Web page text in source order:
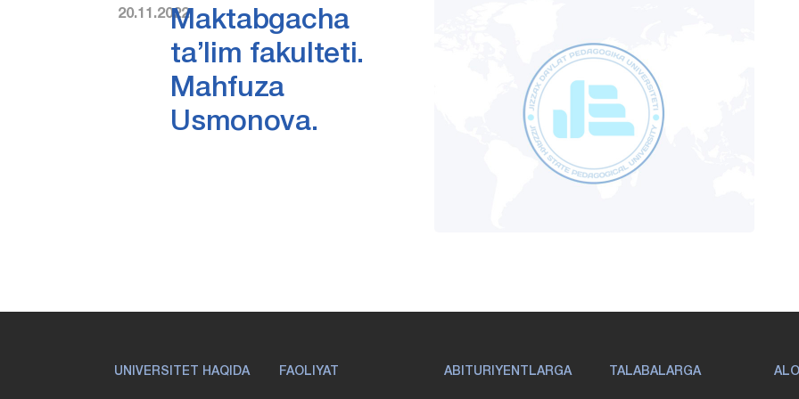
20.11.2022Maktabgacha
ta’lim fakulteti.
Mahfuza
Usmonova.
UNIVERSITET HAQIDA FAOLIYAT ABITURIYENTLARGA TALABALARGA